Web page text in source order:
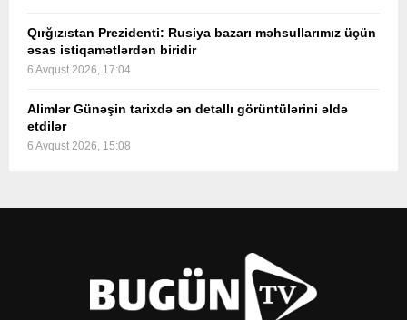
Qırğızıstan Prezidenti: Rusiya bazarı məhsullarımız üçün
əsas istiqamətlərdən biridir
6 Avqust 2026, 17:04
Alimlər Günəşin tarixdə ən detallı görüntülərini əldə
etdilər
6 Avqust 2026, 15:08